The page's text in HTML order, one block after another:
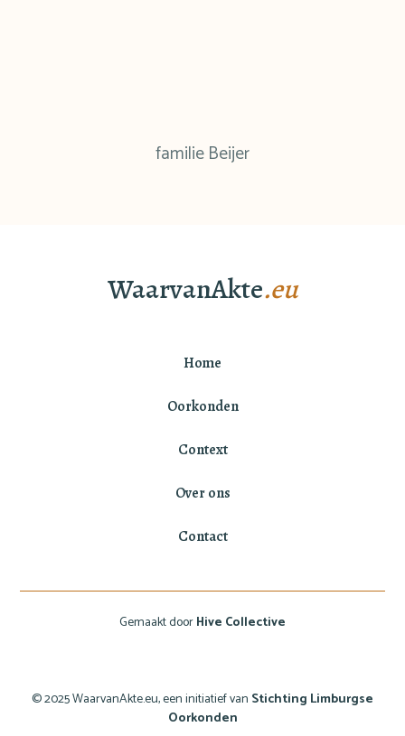
familie Beijer
WaarvanAkte.eu
Home
Oorkonden
Context
Over ons
Contact
© 2025 WaarvanAkte.eu, een initiatief van Stichting Limburgse
Oorkonden
Gemaakt doorHive Collective